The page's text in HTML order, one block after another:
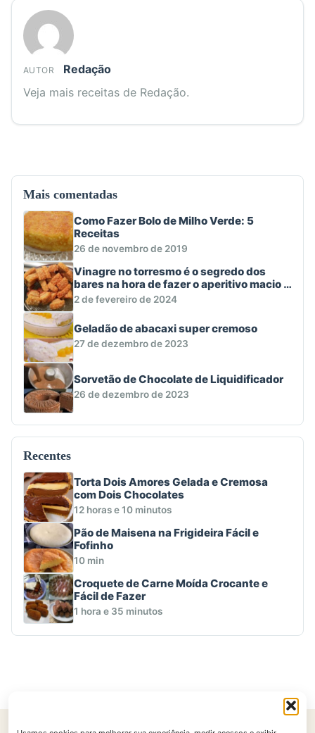
AUTOR
Redação
Veja mais receitas de Redação.
Mais comentadas
Como Fazer Bolo de Milho Verde: 5
Receitas
26 de novembro de 2019
Vinagre no torresmo é o segredo dos
bares na hora de fazer o aperitivo macio e
crocante
2 de fevereiro de 2024
Geladão de abacaxi super cremoso
27 de dezembro de 2023
Sorvetão de Chocolate de Liquidificador
26 de dezembro de 2023
Recentes
Torta Dois Amores Gelada e Cremosa
com Dois Chocolates
12 horas e 10 minutos
Pão de Maisena na Frigideira Fácil e
Fofinho
10 min
Croquete de Carne Moída Crocante e
Fácil de Fazer
1 hora e 35 minutos